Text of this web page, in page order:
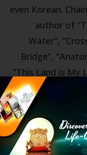
even Korean.
author of
Water”,
Bridge”,
“This Land is
more titles, as
the
Edition